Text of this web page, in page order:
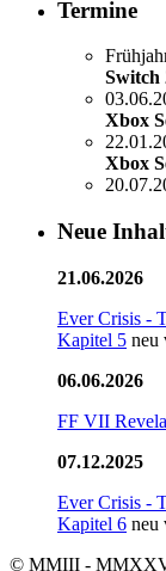
Termine
Switch
Xbox
Xbox
Neue
21.06.2026
Ever Crisis -
Kapitel 5 neu
06.06.2026
FF VII
07.12.2025
Ever Crisis -
Kapitel 6 neu
© MMIII -